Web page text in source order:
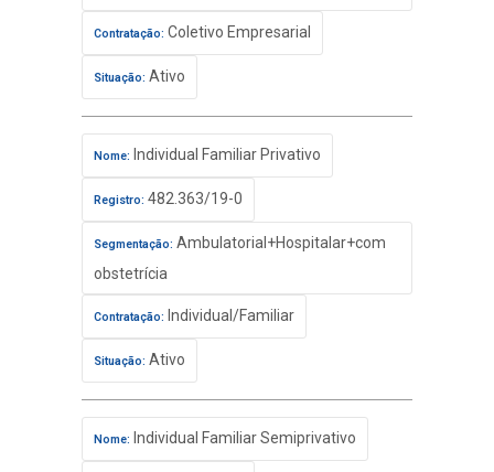
Contratação: Coletivo Empresarial
Situação: Ativo
Nome: Individual Familiar Privativo
Registro: 482.363/19-0
Segmentação: Ambulatorial+Hospitalar+com
obstetrícia
Contratação: Individual/Familiar
Situação: Ativo
Nome: Individual Familiar Semiprivativo